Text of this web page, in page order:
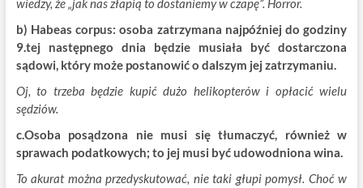
wiedzy, że „jak nas złapią to dostaniemy w czapę”. Horror.
b) Habeas corpus: osoba zatrzymana najpóźniej do godziny
9.tej następnego dnia będzie musiała być dostarczona
sądowi, który może postanowić o dalszym jej zatrzymaniu.
Oj, to trzeba będzie kupić dużo helikopterów i opłacić wielu
sędziów.
c.Osoba posądzona nie musi się tłumaczyć, również w
sprawach podatkowych; to jej musi być udowodniona wina.
To akurat można przedyskutować, nie taki głupi pomysł. Choć w